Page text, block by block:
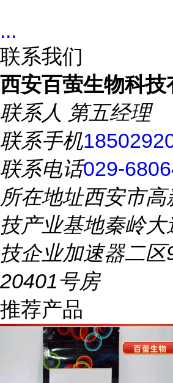
...
联系我们
西安百萤生物科技
联系人 第五经理
联系手机
联系电话029-
所在地址西安市高
技产业基地秦岭
技企业加速器二区
20401号房
推荐产品